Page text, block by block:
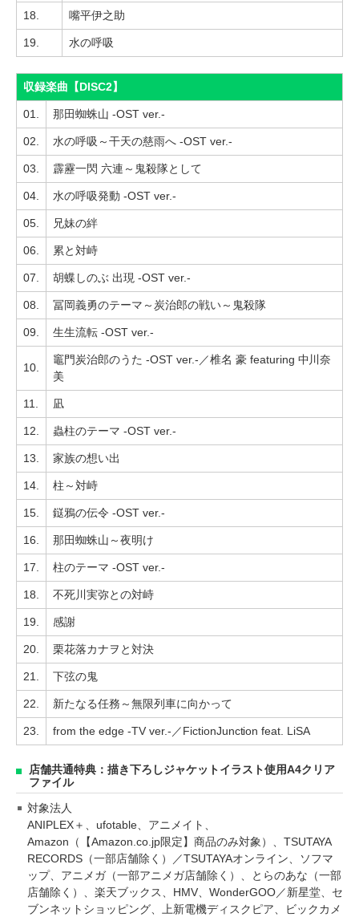
18. 嘴平伊之助
19. 水の呼吸
収録楽曲【DISC2】
01. 那田蜘蛛山 -OST ver.-
02. 水の呼吸～干天の慈雨へ -OST ver.-
03. 霹靂一閃 六連～鬼殺隊として
04. 水の呼吸発動 -OST ver.-
05. 兄妹の絆
06. 累と対峙
07. 胡蝶しのぶ 出現 -OST ver.-
08. 冨岡義勇のテーマ～炭治郎の戦い～鬼殺隊
09. 生生流転 -OST ver.-
10.
竈門炭治郎のうた -OST ver.-／椎名 豪 featuring 中川奈
美
11. 凪
12. 蟲柱のテーマ -OST ver.-
13. 家族の想い出
14. 柱～対峙
15. 鎹鴉の伝令 -OST ver.-
16. 那田蜘蛛山～夜明け
17. 柱のテーマ -OST ver.-
18. 不死川実弥との対峙
19. 感謝
20. 栗花落カナヲと対決
21. 下弦の鬼
22. 新たなる任務～無限列車に向かって
23. from the edge -TV ver.-／FictionJunction feat. LiSA
店舗共通特典：描き下ろしジャケットイラスト使用A4クリア
ファイル
対象法人
ANIPLEX＋、ufotable、アニメイト、
Amazon（【Amazon.co.jp限定】商品のみ対象）、TSUTAYA
RECORDS（一部店舗除く）／TSUTAYAオンライン、ソフマ
ップ、アニメガ（一部アニメガ店舗除く）、とらのあな（一部
店舗除く）、楽天ブックス、HMV、WonderGOO／新星堂、セ
ブンネットショッピング、上新電機ディスクピア、ビックカメ